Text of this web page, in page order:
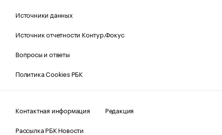
Источники данных
Источник отчетности Контур.Фокус
Вопросы и ответы
Политика Cookies РБК
Контактная информация
Редакция
Рассылка РБК Новости